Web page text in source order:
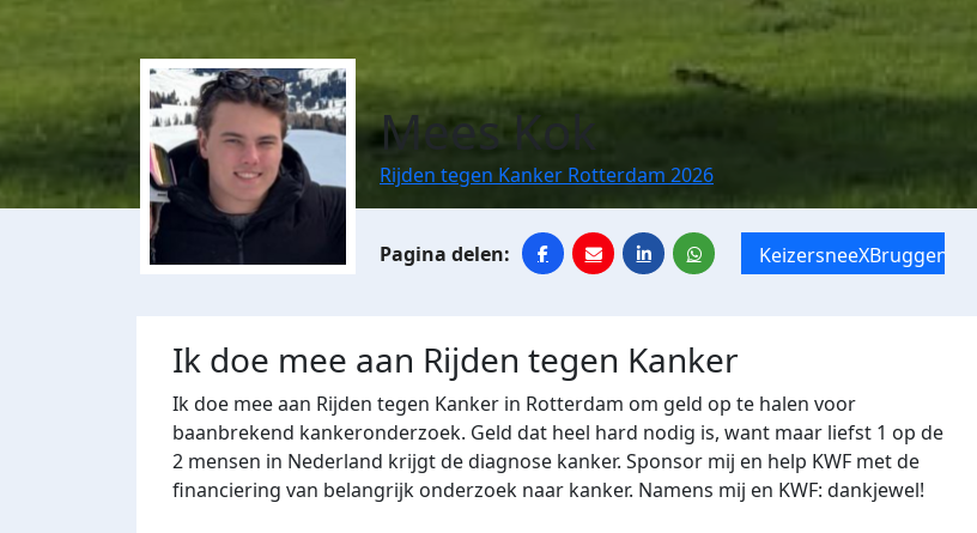
Mees Kok
Rijden tegen Kanker Rotterdam 2026
KeizersneeXBruggenloop
Ik doe mee aan Rijden tegen Kanker
Ik doe mee aan Rijden tegen Kanker in Rotterdam om geld op te halen voor
baanbrekend kankeronderzoek. Geld dat heel hard nodig is, want maar liefst 1 op de
2 mensen in Nederland krijgt de diagnose kanker. Sponsor mij en help KWF met de
financiering van belangrijk onderzoek naar kanker. Namens mij en KWF: dankjewel!